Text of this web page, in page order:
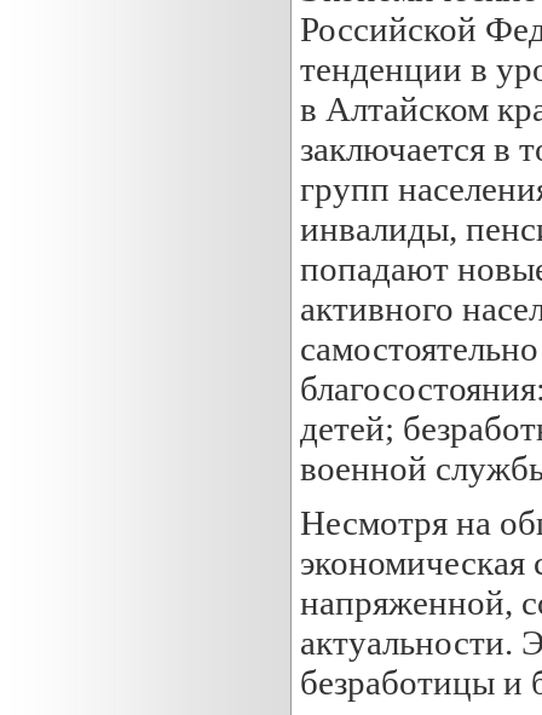
Российской
тенденции в
в Алтайском
заключается в
групп
инвалиды,
попадают
активного
детей;
военной
Несмотря на
экономическая
напряженной,
актуальности.
безработицы и